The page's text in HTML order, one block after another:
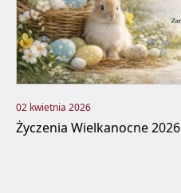
02 kwietnia 2026
Życzenia Wielkanocne 2026